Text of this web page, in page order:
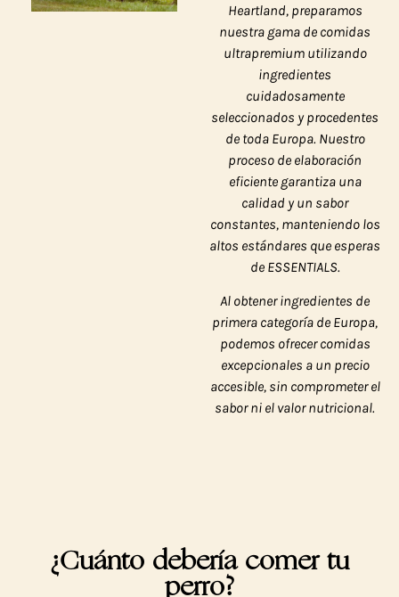
Heartland, preparamos
nuestra gama de comidas
ultrapremium utilizando
ingredientes
cuidadosamente
seleccionados y procedentes
de toda Europa. Nuestro
proceso de elaboración
eficiente garantiza una
calidad y un sabor
constantes, manteniendo los
altos estándares que esperas
de ESSENTIALS.
Al obtener ingredientes de
primera categoría de Europa,
podemos ofrecer comidas
excepcionales a un precio
accesible, sin comprometer el
sabor ni el valor nutricional.
¿Cuánto debería comer tu
perro?